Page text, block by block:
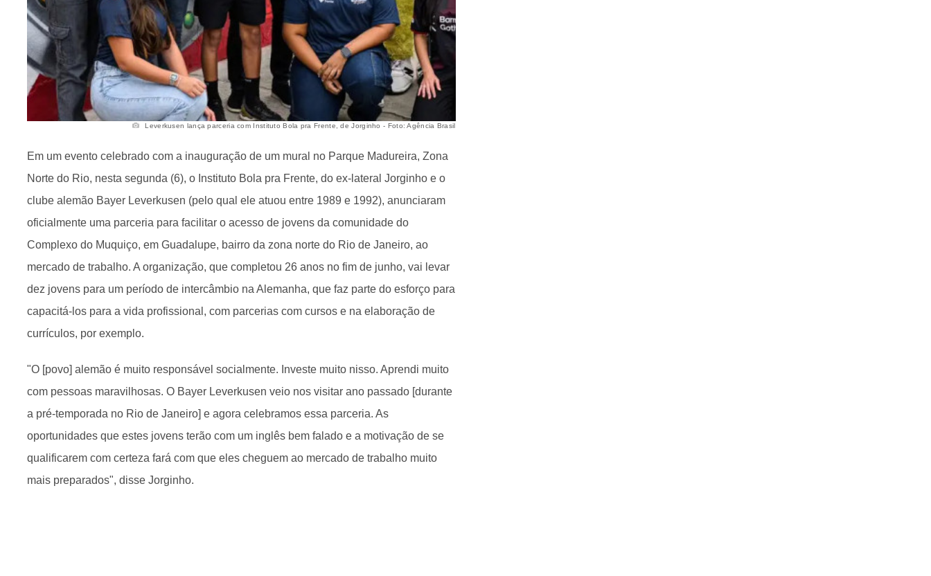
Leverkusen lança parceria com Instituto Bola pra Frente, de Jorginho - Foto: Agência Brasil
Em um evento celebrado com a inauguração de um mural no Parque Madureira, Zona
Norte do Rio, nesta segunda (6), o Instituto Bola pra Frente, do ex-lateral Jorginho e o
clube alemão Bayer Leverkusen (pelo qual ele atuou entre 1989 e 1992), anunciaram
oficialmente uma parceria para facilitar o acesso de jovens da comunidade do
Complexo do Muquiço, em Guadalupe, bairro da zona norte do Rio de Janeiro, ao
mercado de trabalho. A organização, que completou 26 anos no fim de junho, vai levar
dez jovens para um período de intercâmbio na Alemanha, que faz parte do esforço para
capacitá-los para a vida profissional, com parcerias com cursos e na elaboração de
currículos, por exemplo.
"O [povo] alemão é muito responsável socialmente. Investe muito nisso. Aprendi muito
com pessoas maravilhosas. O Bayer Leverkusen veio nos visitar ano passado [durante
a pré-temporada no Rio de Janeiro] e agora celebramos essa parceria. As
oportunidades que estes jovens terão com um inglês bem falado e a motivação de se
qualificarem com certeza fará com que eles cheguem ao mercado de trabalho muito
mais preparados", disse Jorginho.